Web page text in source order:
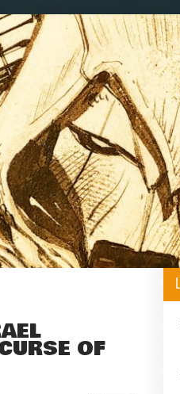
OF